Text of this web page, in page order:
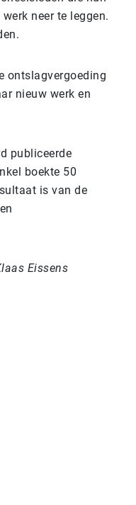
neer te leggen.
ontslagvergoeding
nieuw werk en
publiceerde
boekte 50
is van de
Eissens